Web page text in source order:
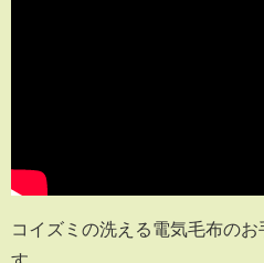
コイズミの洗える電気毛布の
す。